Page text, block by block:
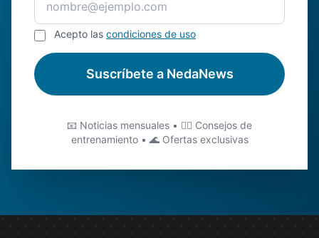
Acepto las condiciones de uso
Suscríbete a NedaNews
📧 Noticias mensuales • 🏊‍♂️ Consejos de
entrenamiento • 🌊 Ofertas exclusivas